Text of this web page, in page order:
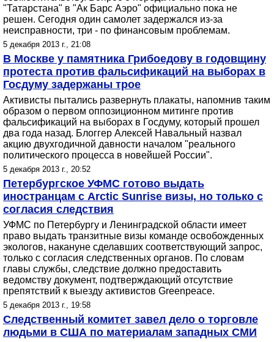
"Татарстана" в "Ак Барс Аэро" официально пока не
решен. Сегодня один самолет задержался из-за
неисправности, три - по финансовым проблемам.
5 декабря 2013 г., 21:08
В Москве у памятника Грибоедову в годовщину
протеста против фальсификаций на выборах в
Госдуму задержаны трое
Активисты пытались развернуть плакаты, напомнив таким
образом о первом оппозиционном митинге против
фальсификаций на выборах в Госдуму, который прошел
два года назад. Блоггер Алексей Навальный назвал
акцию двухгодичной давности началом "реального
политического процесса в новейшей России".
5 декабря 2013 г., 20:52
Петербургское УФМС готово выдать
иностранцам с Arctic Sunrise визы, но только с
согласия следствия
УФМС по Петербургу и Ленинградской области имеет
право выдать транзитные визы команде освобожденных
экологов, накануне сделавших соответствующий запрос,
только с согласия следственных органов. По словам
главы службы, следствие должно предоставить
ведомству документ, подтверждающий отсутствие
препятствий к выезду активистов Greenpeace.
5 декабря 2013 г., 19:58
Следственный комитет завел дело о торговле
людьми в США по материалам западных СМИ